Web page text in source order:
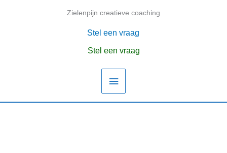
Zielenpijn creatieve coaching
Hoofdmenu
Stel een vraag
Stel een vraag